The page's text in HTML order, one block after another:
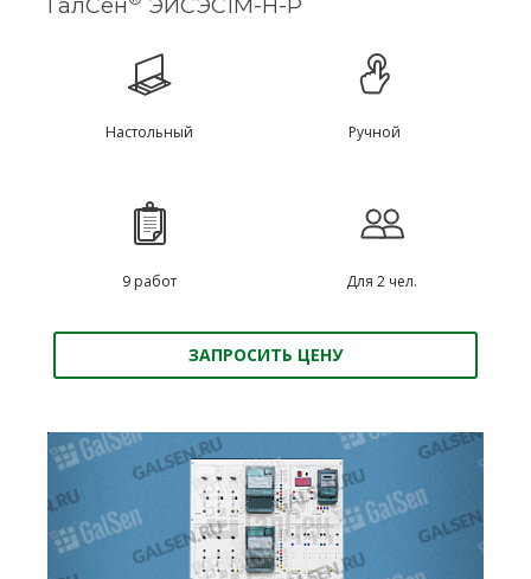
ГалСен ЭИСЭС1М-Н-Р
Настольный Ручной
9 работ Для 2 чел.
ЗАПРОСИТЬ ЦЕНУ